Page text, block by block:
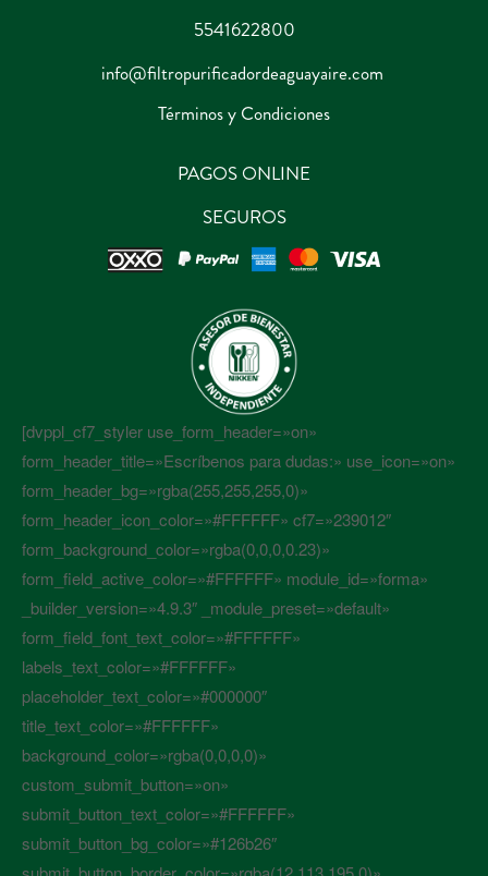
5541622800
info@filtropurificadordeaguayaire.com
Términos y Condiciones
PAGOS ONLINE
SEGUROS
[dvppl_cf7_styler use_form_header=»on»
form_header_title=»Escríbenos para dudas:» use_icon=»on»
form_header_bg=»rgba(255,255,255,0)»
form_header_icon_color=»#FFFFFF» cf7=»239012″
form_background_color=»rgba(0,0,0,0.23)»
form_field_active_color=»#FFFFFF» module_id=»forma»
_builder_version=»4.9.3″ _module_preset=»default»
form_field_font_text_color=»#FFFFFF»
labels_text_color=»#FFFFFF»
placeholder_text_color=»#000000″
title_text_color=»#FFFFFF»
background_color=»rgba(0,0,0,0)»
custom_submit_button=»on»
submit_button_text_color=»#FFFFFF»
submit_button_bg_color=»#126b26″